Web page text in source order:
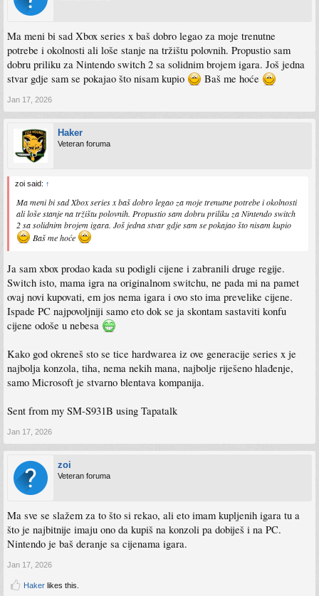
Ma meni bi sad Xbox series x baš dobro legao za moje trenutne
potrebe i okolnosti ali loše stanje na tržištu polovnih. Propustio sam
dobru priliku za Nintendo switch 2 sa solidnim brojem igara. Još jedna
stvar gdje sam se pokajao što nisam kupio
Baš me hoće
Jan 17, 2026
Haker
Veteran foruma
zoi said: ↑
Ma meni bi sad Xbox series x baš dobro legao za moje trenutne potrebe i okolnosti
ali loše stanje na tržištu polovnih. Propustio sam dobru priliku za Nintendo switch
2 sa solidnim brojem igara. Još jedna stvar gdje sam se pokajao što nisam kupio
Baš me hoće
Ja sam xbox prodao kada su podigli cijene i zabranili druge regije.
Switch isto, mama igra na originalnom switchu, ne pada mi na pamet
ovaj novi kupovati, em jos nema igara i ovo sto ima prevelike cijene.
Ispade PC najpovoljniji samo eto dok se ja skontam sastaviti konfu
cijene odoše u nebesa
Kako god okreneš sto se tice hardwarea iz ove generacije series x je
najbolja konzola, tiha, nema nekih mana, najbolje riješeno hlađenje,
samo Microsoft je stvarno blentava kompanija.
Sent from my SM-S931B using Tapatalk
Jan 17, 2026
zoi
Veteran foruma
Ma sve se slažem za to što si rekao, ali eto imam kupljenih igara tu a
što je najbitnije imaju ono da kupiš na konzoli pa dobiješ i na PC.
Nintendo je baš deranje sa cijenama igara.
Jan 17, 2026
Haker likes this.